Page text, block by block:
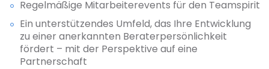
Regelmäßige Mitarbeiterevents für den Teamspirit
Ein unterstützendes Umfeld, das Ihre Entwicklung
zu einer anerkannten Beraterpersönlichkeit
fördert – mit der Perspektive auf eine
Partnerschaft